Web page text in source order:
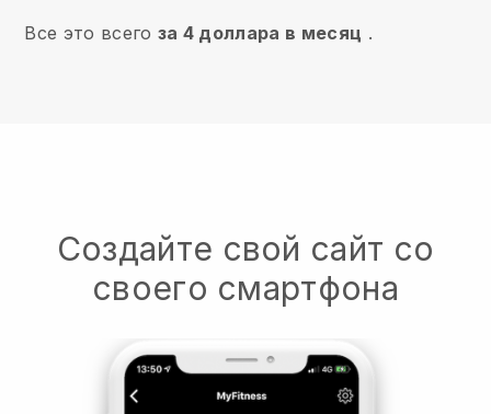
Все это всего за 4 доллара в месяц .
Создайте свой сайт со
своего смартфона